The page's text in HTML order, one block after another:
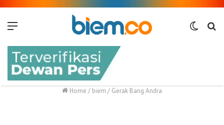
Switch
Home / biem / Gerak Bang Andra